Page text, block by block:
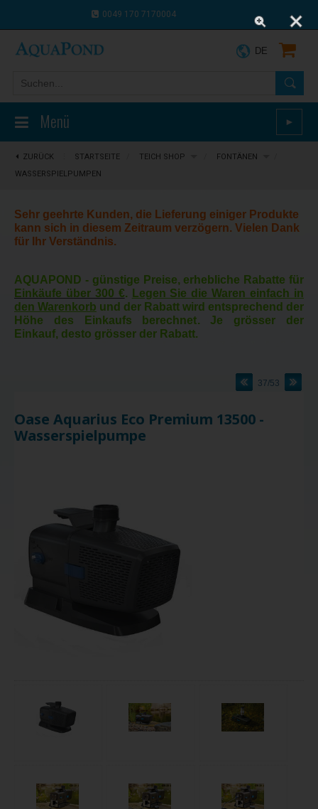
0049 170 7170004
Menü ►
DE
ZURÜCK STARTSEITE TEICH SHOP FONTÄNEN
WASSERSPIELPUMPEN
Sehr geehrte Kunden, die Lieferung einiger Produkte
kann sich in diesem Zeitraum verzögern. Vielen Dank
für Ihr Verständnis.
AQUAPOND - günstige Preise, erhebliche Rabatte für
Einkäufe über 300 €. Legen Sie die Waren einfach in
den Warenkorb und der Rabatt wird entsprechend der
Höhe des Einkaufs berechnet. Je grösser der
Einkauf, desto grösser der Rabatt.
37/53
Oase Aquarius Eco Premium 13500 -
Wasserspielpumpe